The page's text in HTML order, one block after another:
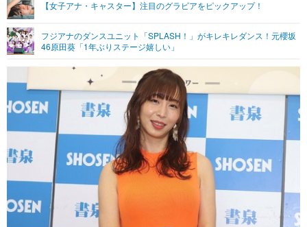
グラビア ブログ
ショッピング その他
【女子アナ・キャスター】注目のグラビアをピックアップ！
フジアナのダンスユニット「SPLASH！」がキレキレダンス！元櫻坂
46原田葵「1年ぶりステージ嬉しい」